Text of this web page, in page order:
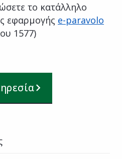
το κατάλληλο
εφαρμογής e-paravolo
1577)